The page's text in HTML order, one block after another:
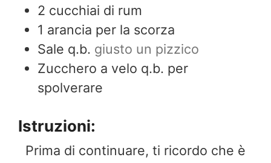
2 cucchiai di rum
1 arancia per la scorza
Sale q.b. giusto un pizzico
Zucchero a velo q.b. per
spolverare
Istruzioni:
Prima di continuare, ti ricordo che è